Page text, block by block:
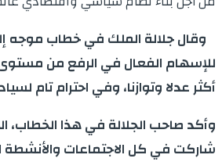
وقال جلالة الملك في خطاب موجه
للإسهام الفعال في الرفع من مستوى
أكثر عدلا وتوازنا، وفي احترام تام
وأكد صاحب الجلالة في هذا الخطاب،
شاركت في كل الاجتماعات والأنشطة